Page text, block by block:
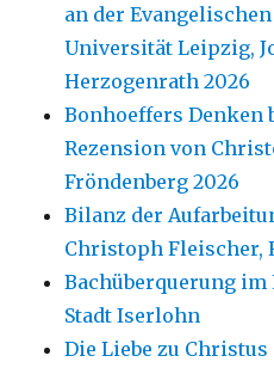
an der
Universität Leipzig,
Herzogenrath 2026
Bonhoeffers Denken
Rezension von
Fröndenberg 2026
Bilanz der
Christoph Fleischer,
Bachüberquerung
Stadt Iserlohn
Die Liebe zu